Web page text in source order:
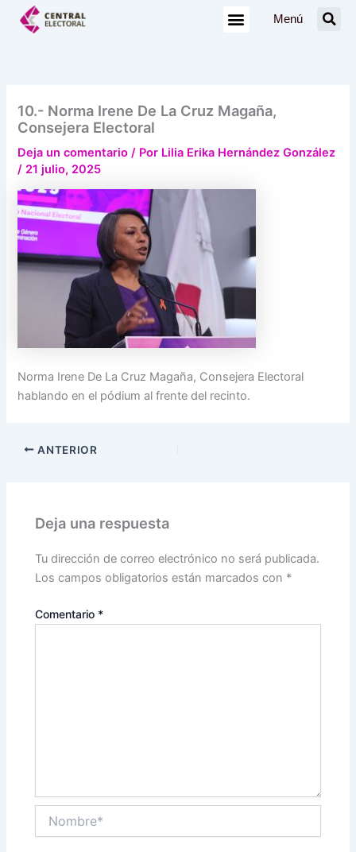
Menú
10.- Norma Irene De La Cruz Magaña,
Consejera Electoral
Deja un comentario / Por Lilia Erika Hernández González
/ 21 julio, 2025
Norma Irene De La Cruz Magaña, Consejera Electoral
hablando en el pódium al frente del recinto.
ANTERIOR
Deja una respuesta
Tu dirección de correo electrónico no será publicada.
Los campos obligatorios están marcados con *
Comentario *